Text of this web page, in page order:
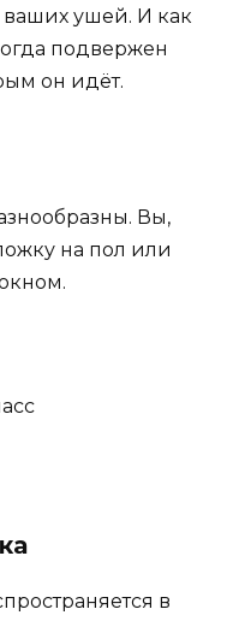
ваших ушей. И как
подвержен
он идёт.
Вы,
на пол или
в